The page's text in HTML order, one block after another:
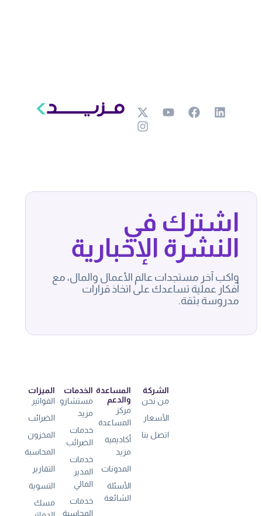
اشترك في
النشرة الإخبارية
واكب آخر مستجدات عالم الأعمال والمال، مع
أفكار عملية تساعدك على اتخاذ قرارات
مدروسة بثقة.
الميزات
الفواتير
الضرائب
المخزون
المحاسبة
التقارير
التسوية
مسك
الخدمات
مستشارو
مزيد
خدمات
الضرائب
خدمات
المدير
المالي
خدمات
المحاسبة
المساعدة
والدعم
مركز
المساعدة
أكاديمية
مزيد
المدونات
الأسئلة
الشائعة
الشركة
من نحن
الأسعار
اتصل بنا